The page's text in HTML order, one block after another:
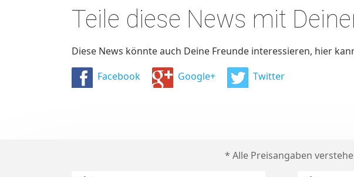
Teile diese News mit
Diese News könnte auch Deine Freunde interessieren, hier
Facebook
Google+ Twitter
* Alle Preisangaben